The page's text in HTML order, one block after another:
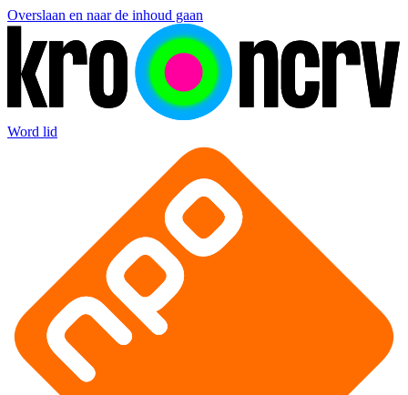
Overslaan en naar de inhoud gaan
Word lid